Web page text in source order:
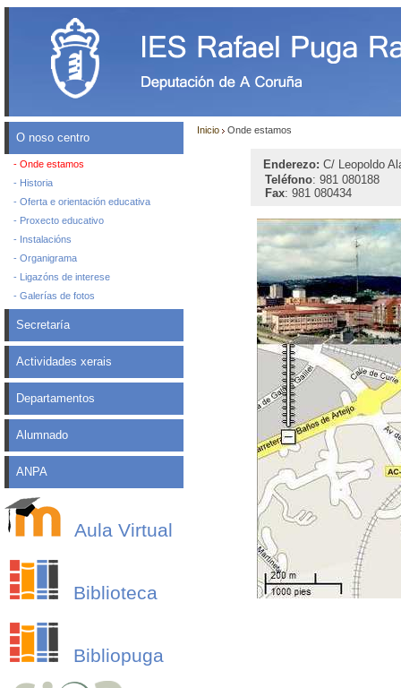
O noso centro
- Onde estamos
- Historia
- Oferta e orientación educativa
- Proxecto educativo
- Instalacións
- Organigrama
- Ligazóns de interese
- Galerías de fotos
Secretaría
Actividades xerais
Departamentos
Alumnado
ANPA
Aula Virtual
Biblioteca
Bibliopuga
Inicio Onde estamos
Enderezo: C/ Leopoldo
Teléfono: 981 080188
Fax: 981 080434